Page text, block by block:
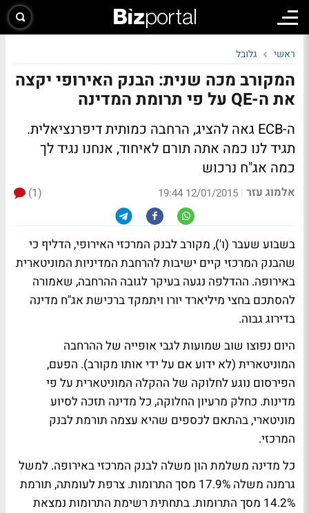
ראשי גלובל
המקורב מכה שנית: הבנק האירופי יקצה
את ה-QE על פי תרומת המדינה
ה-ECB גאה להציג, הרחבה כמותית דיפרנציאלית.
תגיד לנו כמה אתה תורם לאיחוד, אנחנו נגיד לך
כמה אג"ח נרכוש
אלמוג עזר |
12/01/2015 19:44
(1)
בשבוע שעבר (ו'), מקורב לבנק המרכזי האירופי, הדליף כי
שהבנק המרכזי קיים ישיבות להרחבת המדיניות המוניטארית
באירופה. ההדלפה נגעה בעיקר לגובה ההרחבה, שאמורה
להסתכם בחצי מיליארד יורו ויתמקד ברכישת אג"ח מדינה
בדירוג גבוה.
היום נפוצו שוב שמועות לגבי אופייה של ההרחבה
המוניטארית (לא ידוע אם על ידי אותו מקורב). הפעם,
הפירסום נוגע לחלוקה של ההקלה המוניטארית על פי
מדינות. כחלק מרעיון החלוקה, כל מדינה תזכה לסיוע
מוניטארי, בהתאם לכספים שהיא עצמה תורמת לבנק
המרכזי.
כל מדינה משלמת הון משלה לבנק המרכזי באירופה. למשל
גרמנה משלה 17.9% מסך התרומות. צרפת לעומתה, תורמת
14.2% מסך התרומות. בתחתית רשימת התרומות נמצאת